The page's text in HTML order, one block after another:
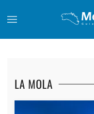
Skip to main content
LA MOLA